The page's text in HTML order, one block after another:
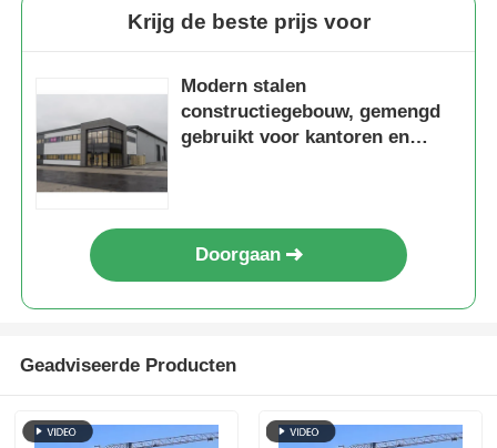
Krijg de beste prijs voor
Modern stalen
constructiegebouw, gemengd
gebruikt voor kantoren en
Doorgaan
Geadviseerde Producten